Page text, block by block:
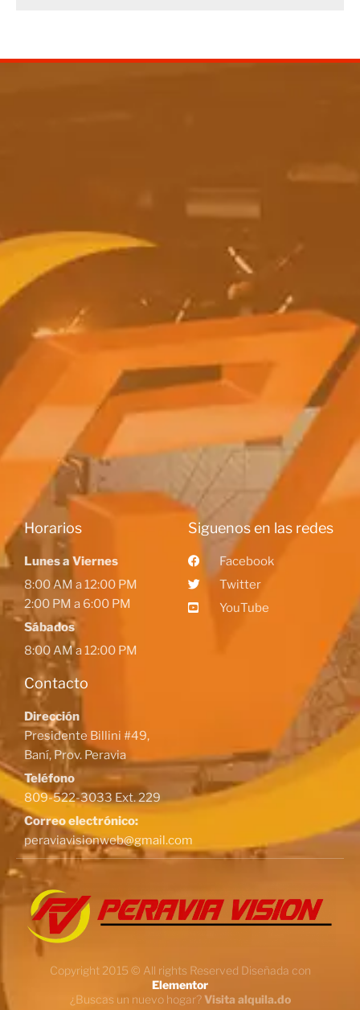
Horarios
Lunes a Viernes
8:00 AM a 12:00 PM
2:00 PM a 6:00 PM
Sábados
8:00 AM a 12:00 PM
Contacto
Dirección
Presidente Billini #49,
Baní, Prov. Peravia
Teléfono
809-522-3033 Ext. 229
Correo electrónico:
peraviavisionweb@gmail.com
Siguenos en las redes
Facebook
Twitter
YouTube
Copyright 2015 © All rights Reserved Diseñada con
Elementor
¿Buscas un nuevo hogar?Visita alquila.do